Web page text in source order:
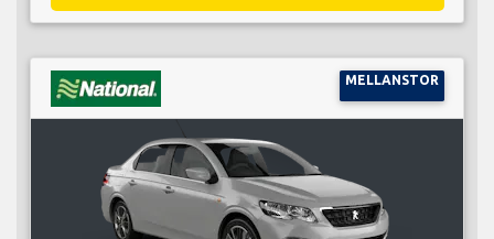
MELLANSTOR